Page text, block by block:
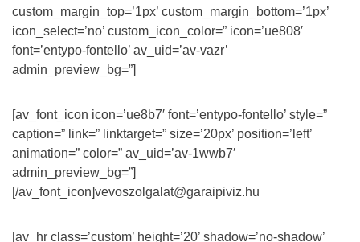
custom_margin_top=’1px’ custom_margin_bottom=’1px’
icon_select=’no’ custom_icon_color=” icon=’ue808′
font=’entypo-fontello’ av_uid=’av-vazr’
admin_preview_bg=”]
[av_font_icon icon=’ue8b7′ font=’entypo-fontello’ style=”
caption=” link=” linktarget=” size=’20px’ position=’left’
animation=” color=” av_uid=’av-1wwb7′
admin_preview_bg=”]
[/av_font_icon]vevoszolgalat@garaipiviz.hu
[av_hr class=’custom’ height=’20’ shadow=’no-shadow’